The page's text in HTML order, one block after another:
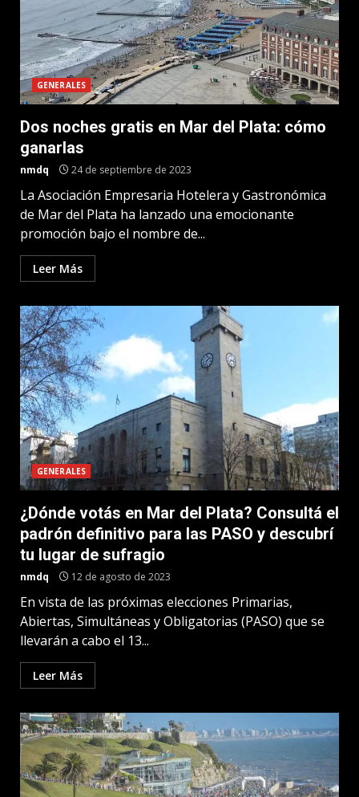
GENERALES
Dos noches gratis en Mar del Plata: cómo
ganarlas
nmdq 24 de septiembre de 2023
La Asociación Empresaria Hotelera y Gastronómica
de Mar del Plata ha lanzado una emocionante
promoción bajo el nombre de...
Leer Más
GENERALES
¿Dónde votás en Mar del Plata? Consultá el
padrón definitivo para las PASO y descubrí
tu lugar de sufragio
nmdq 12 de agosto de 2023
En vista de las próximas elecciones Primarias,
Abiertas, Simultáneas y Obligatorias (PASO) que se
llevarán a cabo el 13...
Leer Más